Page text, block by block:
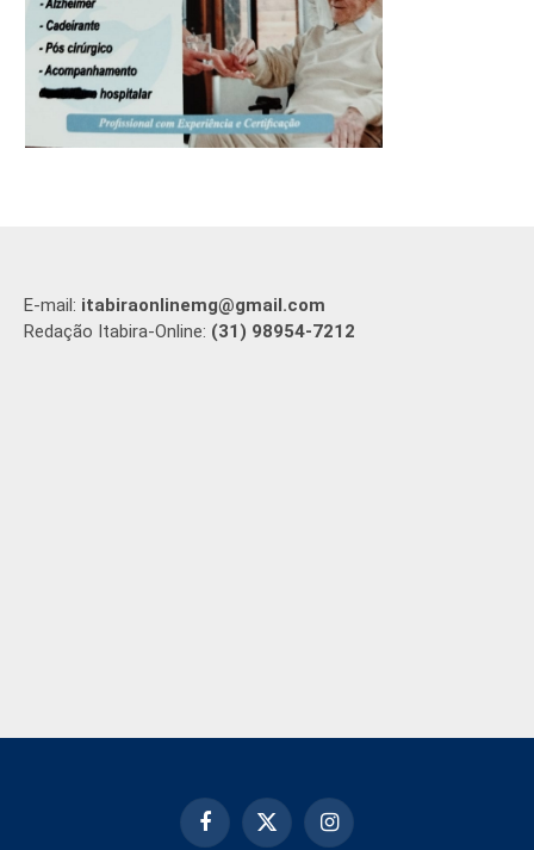
E-mail: itabiraonlinemg@gmail.com
Redação Itabira-Online: (31) 98954-7212
Facebook
X
Instagram